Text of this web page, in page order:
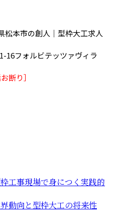
松本市の創人｜型枠大工求人
16フォルビテッツァヴィラ
断り］
工事現場で身につく実践的
動向と型枠大工の将来性